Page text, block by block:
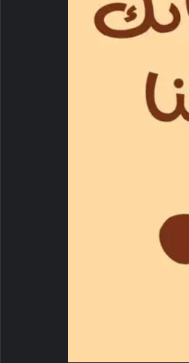
عن اعتزازهما بالثقة الغالية التي
لتمثيل الدولة والإسهام في تحقيق
الشيخ منصور بن زايد آل نهيان نائب
الوزراء وزير ديوان الرئاسة وسمو
آل نهيان ومعالي الشيخ محمد بن